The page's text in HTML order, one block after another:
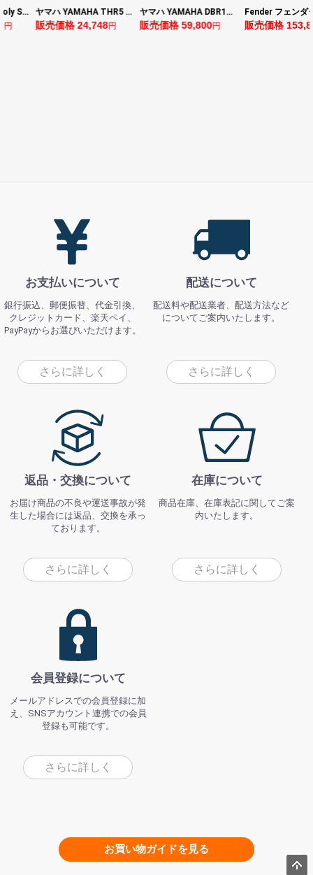
ヤマハ YAMAHA THR5 コンパクトギターアンプ 小型アンプ
円
ヤマハ YAMAHA DBR10 パワードスピーカー
販売価格 59,800円
Fender フェンダー Made in Japan Traditional Late 60s Jazzmaster RW Ocean Turquoise Metallic エレキギター
販売価格 153,896円 販売価格
お支払いについて
銀行振込、郵便振替、代金引換、
クレジットカード、楽天ペイ、
PayPayからお選びいただけます。
さらに詳しく
配送について
配送料や配送業者、配送方法など
についてご案内いたします。
さらに詳しく
返品・交換について
お届け商品の不良や運送事故が発
生した場合には返品、交換を承っ
ております。
さらに詳しく
在庫について
商品在庫、在庫表記に関してご案
内いたします。
さらに詳しく
会員登録について
メールアドレスでの会員登録に加
え、SNSアカウント連携での会員
登録も可能です。
さらに詳しく
お買い物ガイドを見る